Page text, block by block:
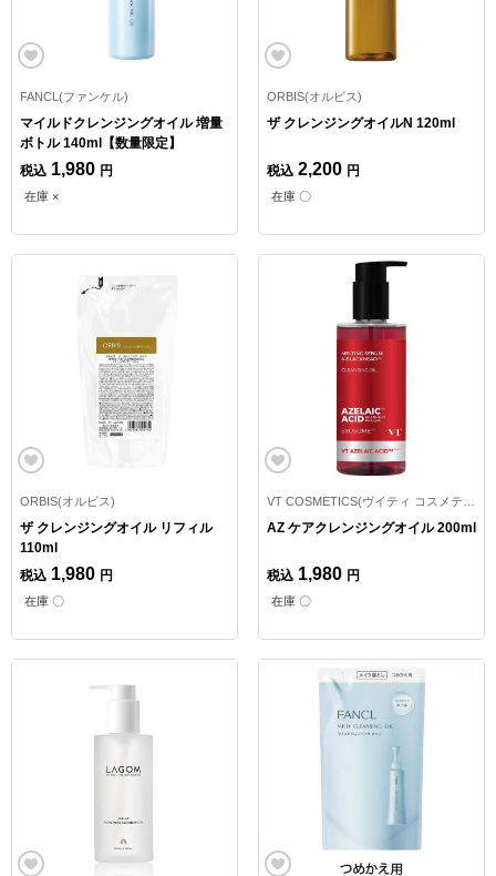
FANCL(ファンケル)
マイルドクレンジングオイル 増量
ボトル 140ml【数量限定】
税込 1,980 円
在庫 ×
ORBIS(オルビス)
ザ クレンジングオイルN 120ml
税込 2,200 円
在庫 〇
ORBIS(オルビス)
ザ クレンジングオイル リフィル
110ml
税込 1,980 円
在庫 〇
AZ ケアクレンジングオイル 200ml
税込 1,980 円
在庫 〇